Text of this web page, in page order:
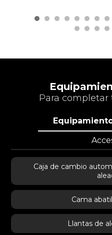
Para
Caja de cambio
Cama
Llantas de